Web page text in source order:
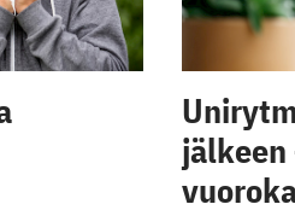
jälkeen